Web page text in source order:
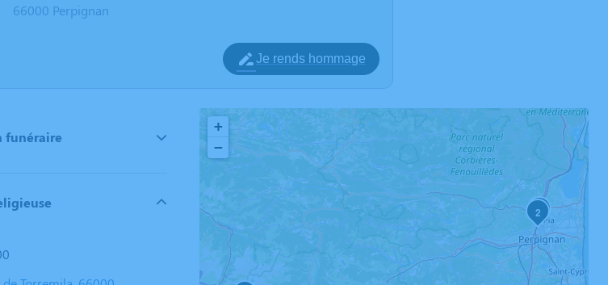
66000 Perpignan
Je rends hommage
funéraire
2
3
+
−